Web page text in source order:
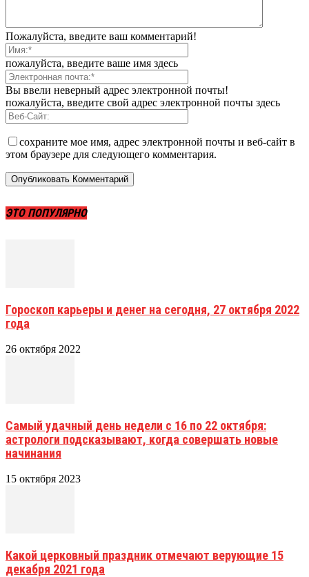
Пожалуйста, введите ваш комментарий!
пожалуйста, введите ваше имя здесь
Вы ввели неверный адрес электронной почты!
пожалуйста, введите свой адрес электронной почты здесь
сохраните мое имя, адрес электронной почты и веб-сайт в
этом браузере для следующего комментария.
ЭТО ПОПУЛЯРНО
Гороскоп карьеры и денег на сегодня, 27 октября 2022
года
26 октября 2022
Самый удачный день недели с 16 по 22 октября:
астрологи подсказывают, когда совершать новые
начинания
15 октября 2023
Какой церковный праздник отмечают верующие 15
декабря 2021 года